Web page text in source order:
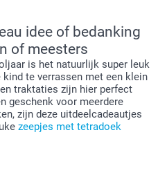
idee of bedanking
of meesters
is het natuurlijk super leuk
te verrassen met een klein
traktaties zijn hier perfect
geschenk voor meerdere
zijn deze uitdeelcadeautjes
zeepjes met tetradoek